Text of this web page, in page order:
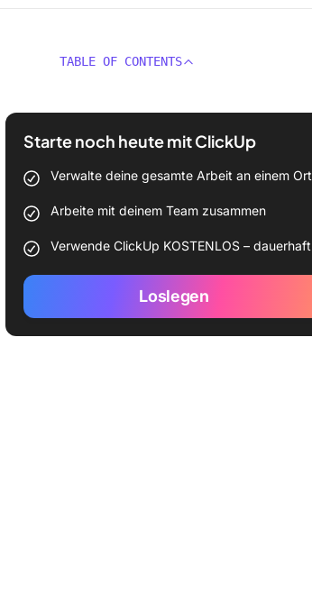
TABLE OF CONTENTS
Starte noch heute mit ClickUp
Verwalte deine gesamte Arbeit an einem Ort
Arbeite mit deinem Team zusammen
Verwende ClickUp KOSTENLOS – dauerhaft
Loslegen